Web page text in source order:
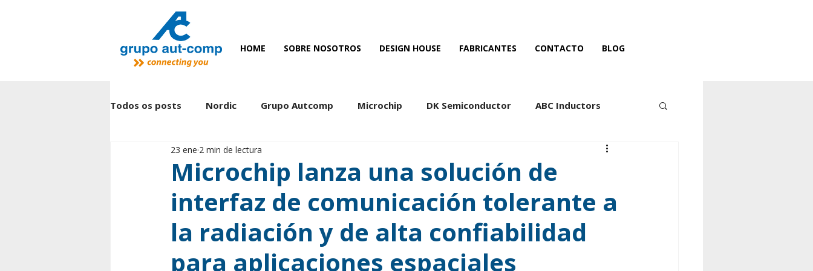
HOME SOBRE NOSOTROS DESIGN HOUSE FABRICANTES CONTACTO BLOG
Todos os posts Nordic Grupo Autcomp Microchip DK Semiconductor ABC Inductors
Arduino PRO Vishay Taoglas
Microchip lanza una solución de
interfaz de comunicación tolerante a
la radiación y de alta confiabilidad
para aplicaciones espaciales
23 ene 2 min de lectura